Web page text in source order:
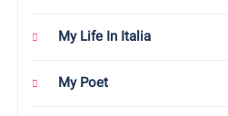
My Life In Italia
My Poet